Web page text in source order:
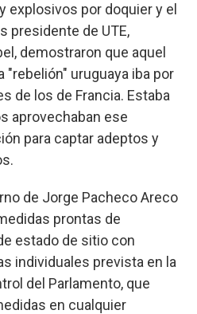
explosivos por doquier y el
presidente de UTE,
demostraron que aquel
"rebelión" uruguaya iba por
de los de Francia. Estaba
aprovechaban ese
para captar adeptos y
de Jorge Pacheco Areco
prontas de
estado de sitio con
individuales prevista en la
del Parlamento, que
en cualquier